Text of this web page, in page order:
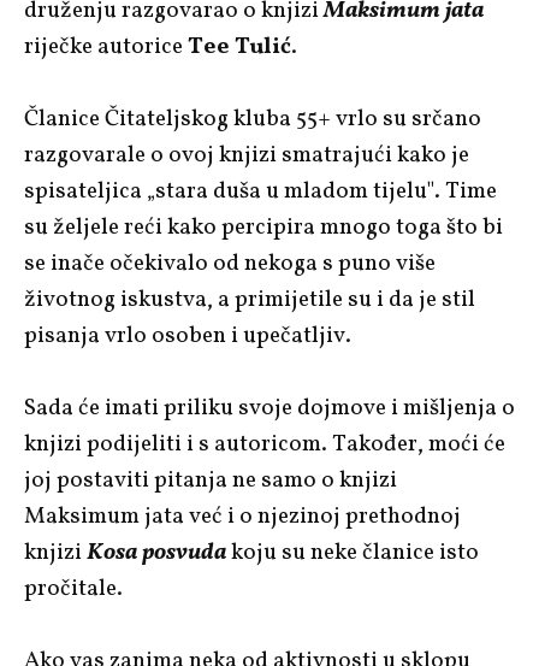
druženju razgovarao o knjiziMaksimum jata
riječke autoriceTee Tulić.
Članice Čitateljskog kluba 55+ vrlo su srčano
razgovarale o ovoj knjizi smatrajući kako je
spisateljica „stara duša u mladom tijelu". Time
su željele reći kako percipira mnogo toga što bi
se inače očekivalo od nekoga s puno više
životnog iskustva, a primijetile su i da je stil
pisanja vrlo osoben i upečatljiv.
Sada će imati priliku svoje dojmove i mišljenja o
knjizi podijeliti i s autoricom. Također, moći će
joj postaviti pitanja ne samo o knjizi
Maksimum jata već i o njezinoj prethodnoj
knjiziKosa posvudakoju su neke članice isto
pročitale.